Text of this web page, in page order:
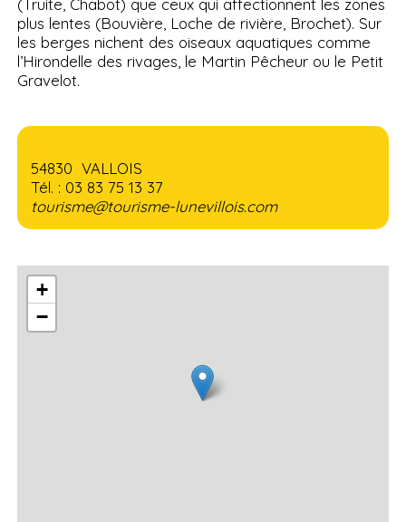
(Truite, Chabot) que ceux qui affectionnent les zones
plus lentes (Bouvière, Loche de rivière, Brochet). Sur
les berges nichent des oiseaux aquatiques comme
l’Hirondelle des rivages, le Martin Pêcheur ou le Petit
Gravelot.
54830 VALLOIS
Tél. : 03 83 75 13 37
tourisme@tourisme-lunevillois.com
+
−